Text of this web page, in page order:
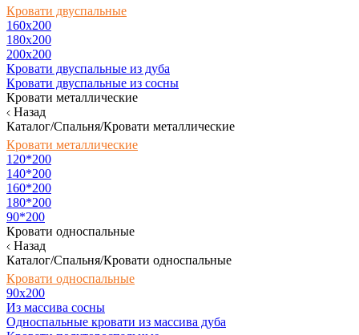
Кровати двуспальные
160х200
180x200
200x200
Кровати двуспальные из дуба
Кровати двуспальные из сосны
Кровати металлические
Назад
Каталог/Спальня/Кровати металлические
Кровати металлические
120*200
140*200
160*200
180*200
90*200
Кровати односпальные
Назад
Каталог/Спальня/Кровати односпальные
Кровати односпальные
90х200
Из массива сосны
Односпальные кровати из массива дуба